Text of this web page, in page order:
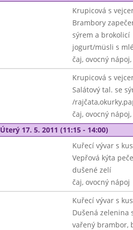
Krupicová s
Brambory
sýrem a brokolicí
jogurt/müsli s
čaj, ovocný nápoj,
Krupicová s
Salátový tal. se
/
čaj, ovocný
Úterý 17. 5. 2011 (11:15 - 14:00)
Kuřecí vývar s
Vepřová kýta
dušené zelí
čaj, ovocný nápoj
Kuřecí vývar s
Dušená zelenina
vařený brambor,